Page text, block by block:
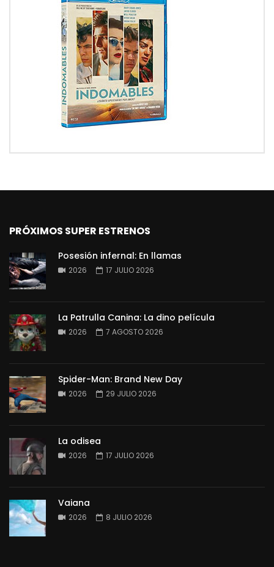
PRÓXIMOS SUPER ESTRENOS
Posesión infernal: En llamas
2026 17 JULIO 2026
La Patrulla Canina: La dino película
2026 7 AGOSTO 2026
Spider-Man: Brand New Day
2026 29 JULIO 2026
La odisea
2026 17 JULIO 2026
Vaiana
2026 8 JULIO 2026